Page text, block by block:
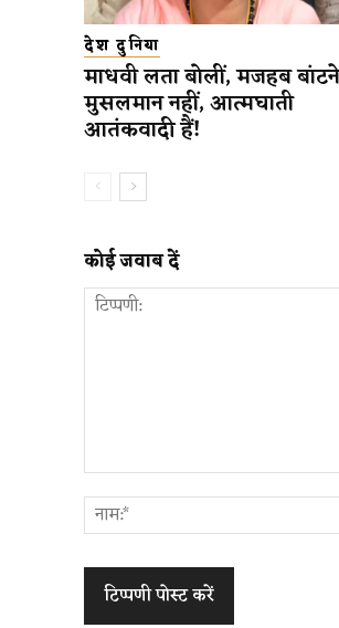
देश दुनिया
माधवी लता बोलीं, मजहब
मुसलमान नहीं, आत्मघाती
आतंकवादी हैं!
कोई जवाब दें